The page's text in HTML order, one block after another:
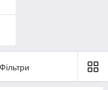
Фільтри